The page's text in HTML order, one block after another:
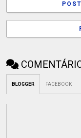
BLOGGER FACEBOOK